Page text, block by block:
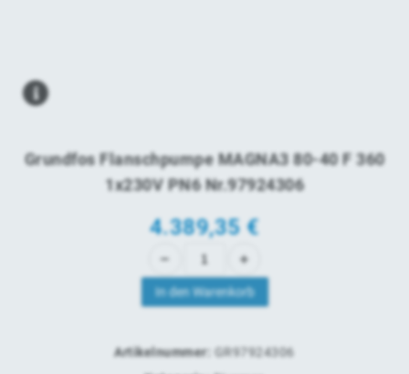
Grundfos Flanschpumpe MAGNA3 80-40 F 360
1x230V PN6 Nr.97924306
4.389,35€
In den Warenkorb
Artikelnummer:
GR97924306